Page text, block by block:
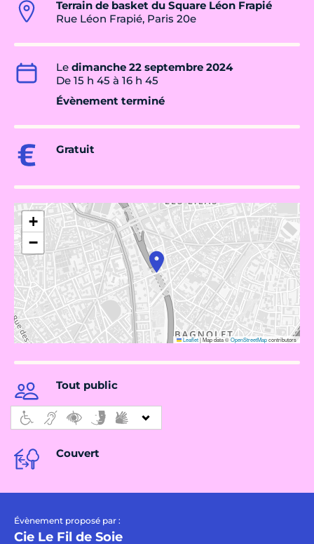
Terrain de basket du Square Léon Frapié
Rue Léon Frapié, Paris 20e
Le dimanche 22 septembre 2024
De 15 h 45 à 16 h 45
Évènement terminé
Gratuit
+
−
Leaflet|Map data ©OpenStreetMapcontributors
Tout public
Couvert
Évènement proposé par :
Cie Le Fil de Soie